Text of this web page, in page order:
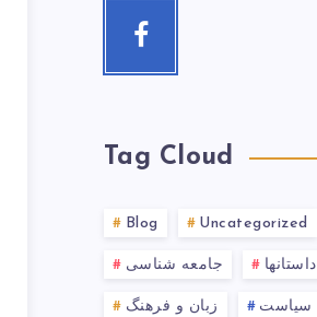
Tag Cloud
Blog Uncategorized
جامعه شناسی داستانها
زبان و فرهنگ سیاست